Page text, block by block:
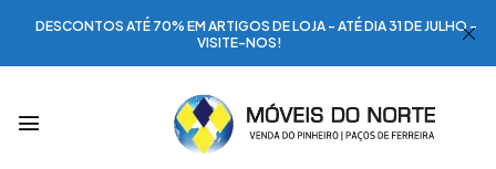
DESCONTOS ATÉ 70% EM ARTIGOS DE LOJA - ATÉ DIA 31 DE JULHO -
VISITE-NOS!